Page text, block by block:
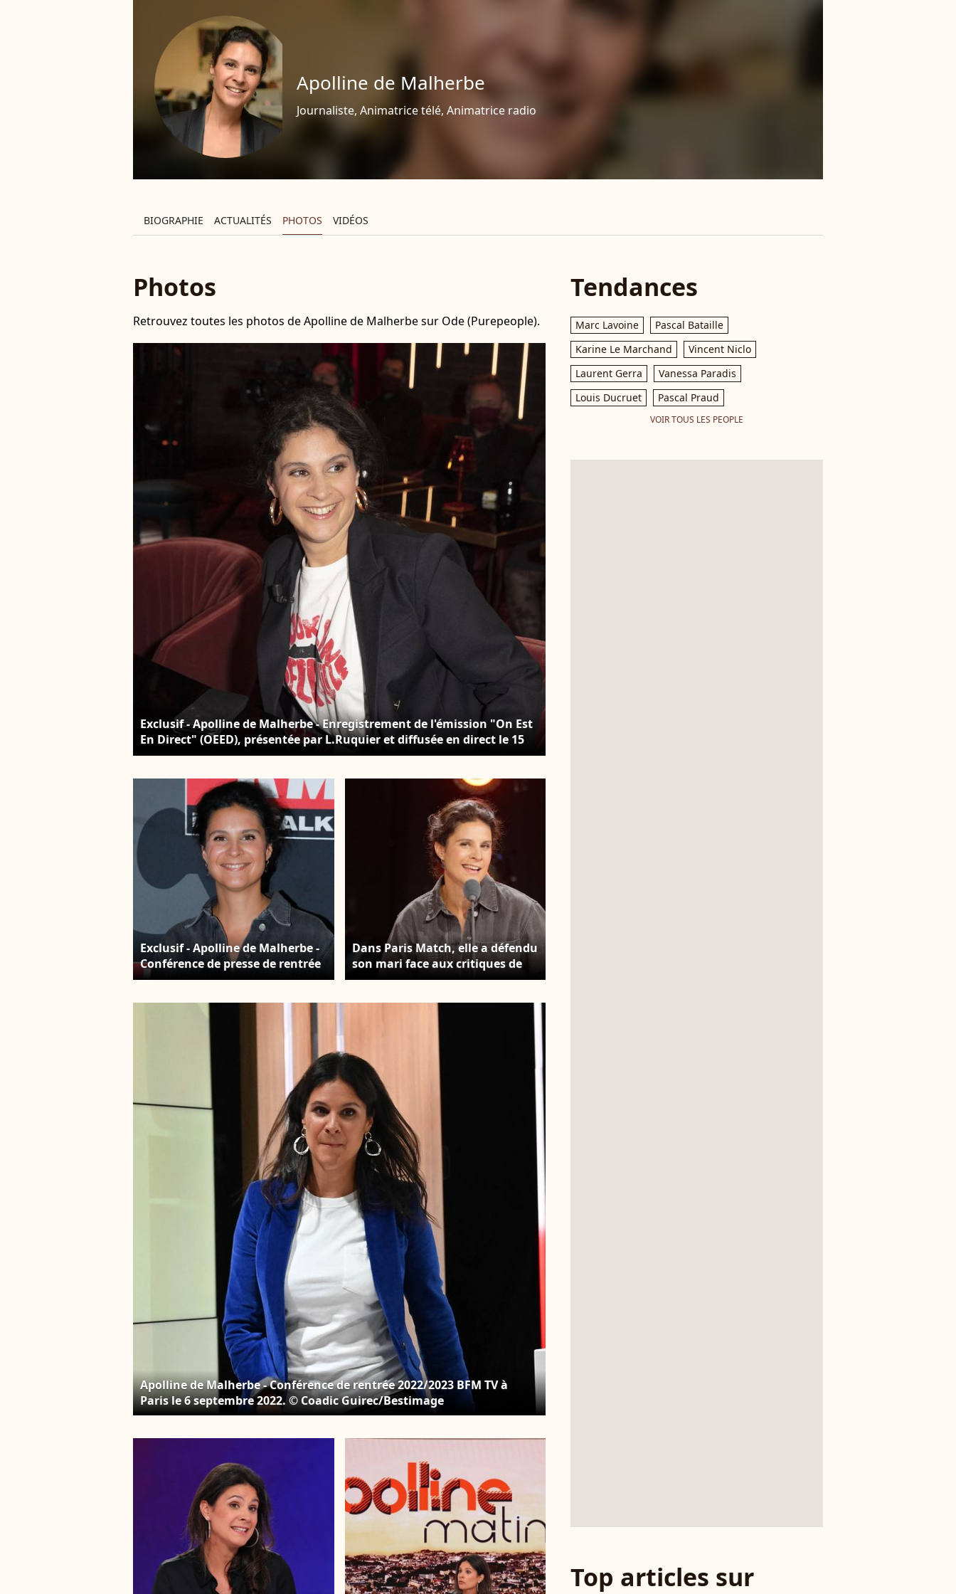
Apolline de Malherbe
Journaliste, Animatrice télé, Animatrice radio
BIOGRAPHIE ACTUALITÉS PHOTOS VIDÉOS
Photos
Retrouvez toutes les photos de Apolline de Malherbe sur Ode (Purepeople).
Exclusif - Apolline de Malherbe - Enregistrement de l'émission "On Est
En Direct" (OEED), présentée par L.Ruquier et diffusée en direct le 15
mai 2021 sur France 2, Paris, le 15 mai 2021. © Jack Tribeca /
Exclusif - Apolline de Malherbe -
Conférence de presse de rentrée
de RMC / RMC Sport saison
Paris, France, le 30 août 2021. ©
Dans Paris Match, elle a défendu
son mari face aux critiques de
certains confrères. Apolline de
de rentrée de RMC / RMC Sport
saison 2021/2022 à l'Altice
Campus à Paris, France, le 30
août 2021. © Christophe Clovis /
Bestimage
Apolline de Malherbe - Conférence de rentrée 2022/2023 BFM TV à
Paris le 6 septembre 2022. © Coadic Guirec/Bestimage
Tendances
Marc Lavoine
Pascal Bataille
Karine Le Marchand
Vincent Niclo
Laurent Gerra
Vanessa Paradis
Louis Ducruet
Pascal Praud
VOIR TOUS LES PEOPLE
Top articles sur